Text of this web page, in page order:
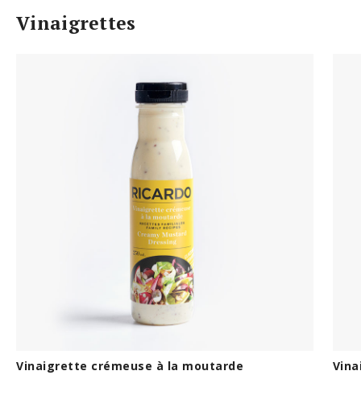
Vinaigrettes
Vinaigrette crémeuse à la moutarde